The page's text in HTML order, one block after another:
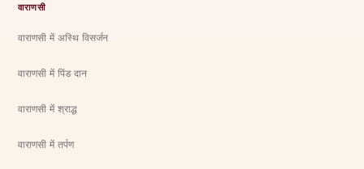
वाराणसी
वाराणसी में अस्थि विसर्जन
वाराणसी में पिंड दान
वाराणसी में श्राद्ध
वाराणसी में तर्पण